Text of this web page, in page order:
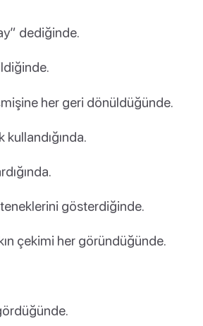
dediğinde.
her geri dönüldüğünde.
gösterdiğinde.
çekimi her göründüğünde.